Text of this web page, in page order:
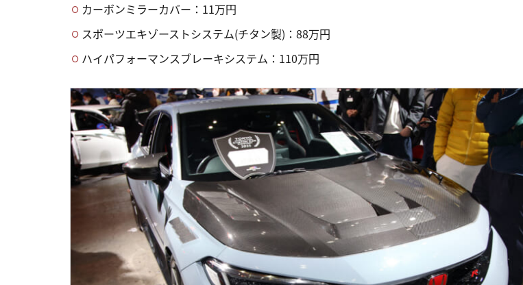
カーボンミラーカバー：11万円
スポーツエキゾーストシステム(チタン製)：88万円
ハイパフォーマンスブレーキシステム：110万円